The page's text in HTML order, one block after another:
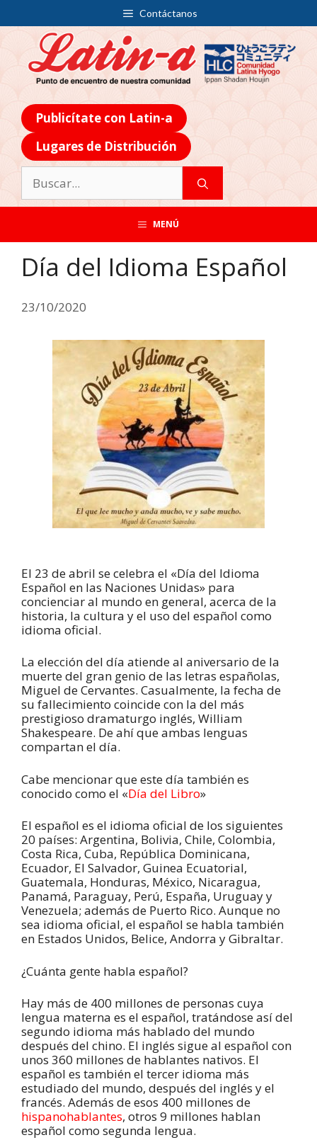
Contáctanos
Publicítate con Latin-a
Lugares de Distribución
MENÚ
Día del Idioma Español
23/10/2020
El 23 de abril se celebra el «Día del Idioma
Español en las Naciones Unidas» para
concienciar al mundo en general, acerca de la
historia, la cultura y el uso del español como
idioma oficial.
La elección del día atiende al aniversario de la
muerte del gran genio de las letras españolas,
Miguel de Cervantes. Casualmente, la fecha de
su fallecimiento coincide con la del más
prestigioso dramaturgo inglés, William
Shakespeare. De ahí que ambas lenguas
compartan el día.
Cabe mencionar que este día también es
conocido como el «Día del Libro»
El español es el idioma oficial de los siguientes
20 países: Argentina, Bolivia, Chile, Colombia,
Costa Rica, Cuba, República Dominicana,
Ecuador, El Salvador, Guinea Ecuatorial,
Guatemala, Honduras, México, Nicaragua,
Panamá, Paraguay, Perú, España, Uruguay y
Venezuela; además de Puerto Rico. Aunque no
sea idioma oficial, el español se habla también
en Estados Unidos, Belice, Andorra y Gibraltar.
¿Cuánta gente habla español?
Hay más de 400 millones de personas cuya
lengua materna es el español, tratándose así del
segundo idioma más hablado del mundo
después del chino. El inglés sigue al español con
unos 360 millones de hablantes nativos. El
español es también el tercer idioma más
estudiado del mundo, después del inglés y el
francés. Además de esos 400 millones de
hispanohablantes, otros 9 millones hablan
español como segunda lengua.